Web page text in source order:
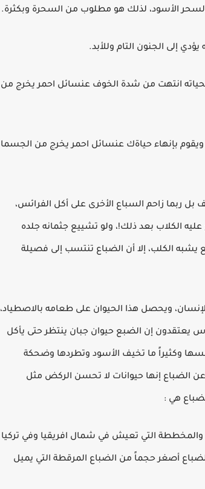
الأسود، لذلك هو مطلوب من السحرة وبكثرة.
إلى الجنون التام وللأبد.
انتهت من شدة الخوف عنسائل احمر يخرج من
ويقوم بإنهاء حياةك عنسائل احمر يخرج من الجسما
ربما زاحم السباع الأخرى على أكل الفرائس،
الكلاب بعد ذلك!، ولو تشييع جثمانه جلده
الكلب، إلا أن الضباع تنتسب إلى فصيلة
ويحصل هذا الحيوان على طعامه بالاصطياد،
يعتقدون إن الضبع حيوان جبان ينتظر حتى يأكل
وكثيراً ما تخيف الأسود وتطردها وضحكة
عن الضباع إنها حيوانات لا تحسن الركض مثل
هي :
والمخططة التي تعيش في شمال افريقيا وفي تركيا
أصغر حجماً من الضباع المرقطة التي يميل